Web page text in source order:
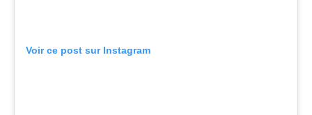
Voir ce post sur Instagram